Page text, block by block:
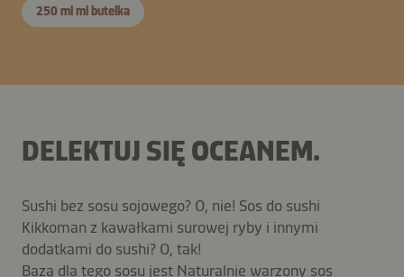
250 ml ml butelka
DELEKTUJ SIĘ OCEANEM.
Sushi bez sosu sojowego? O, nie! Sos do sushi
Kikkoman z kawałkami surowej ryby i innymi
dodatkami do sushi? O, tak!
Bazą dla tego sosu jest Naturalnie warzony sos